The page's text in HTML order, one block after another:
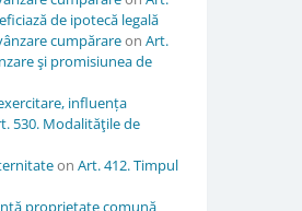
de ipotecă legală
cumpărareon Art.
şi promisiunea de
influența
530. Modalităţile de
on Art. 412. Timpul